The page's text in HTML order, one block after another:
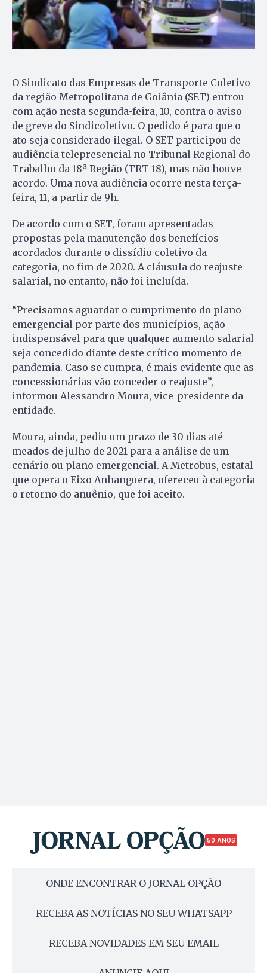
O Sindicato das Empresas de Transporte Coletivo
da região Metropolitana de Goiânia (SET) entrou
com ação nesta segunda-feira, 10, contra o aviso
de greve do Sindicoletivo. O pedido é para que o
ato seja considerado ilegal. O SET participou de
audiência telepresencial no Tribunal Regional do
Trabalho da 18ª Região (TRT-18), mas não houve
acordo. Uma nova audiência ocorre nesta terça-
feira, 11, a partir de 9h.
De acordo com o SET, foram apresentadas
propostas pela manutenção dos benefícios
acordados durante o dissídio coletivo da
categoria, no fim de 2020. A cláusula do reajuste
salarial, no entanto, não foi incluída.
“Precisamos aguardar o cumprimento do plano
emergencial por parte dos municípios, ação
indispensável para que qualquer aumento salarial
seja concedido diante deste crítico momento de
pandemia. Caso se cumpra, é mais evidente que as
concessionárias vão conceder o reajuste”,
informou Alessandro Moura, vice-presidente da
entidade.
Moura, ainda, pediu um prazo de 30 dias até
meados de julho de 2021 para a análise de um
cenário ou plano emergencial. A Metrobus, estatal
que opera o Eixo Anhanguera, ofereceu à categoria
o retorno do anuênio, que foi aceito.
50 ANOS
ONDE ENCONTRAR O JORNAL OPÇÃO
RECEBA AS NOTÍCIAS NO SEU WHATSAPP
RECEBA NOVIDADES EM SEU EMAIL